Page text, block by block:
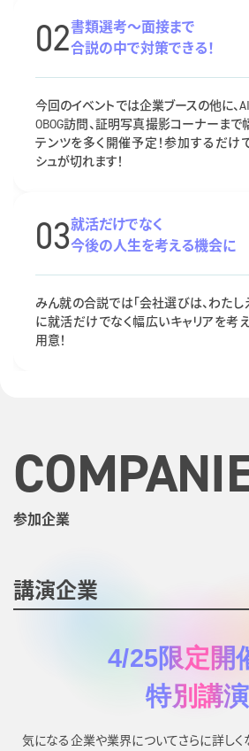
02書類選考～面接まで
合説の中で対策できる！
今回のイベントでは企業ブースの他に、
OBOG訪問、証明写真撮影コーナーま
テンツを多く開催予定！参加するだけ
シュが切れます！
03就活だけでなく
今後の人生を考える機会に
みん就の合説では「会社選びは、わたし
に就活だけでなく幅広いキャリアを考
用意！
参加企業
講演企業
4/25限定開
特別講演
気になる企業や業界についてさらに詳しく